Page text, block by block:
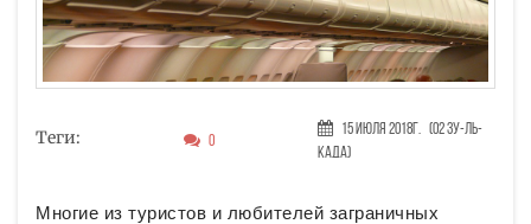
Теги: 0
15 Июля 2018г. (02 Зу-ль-
када)
Многие из туристов и любителей заграничных